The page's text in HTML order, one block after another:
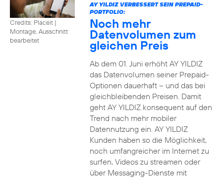
Credits: Placeit |
Montage, Ausschnitt
bearbeitet
AY YILDIZ VERBESSERT SEIN PREPAID-
PORTFOLIO:
Noch mehr
Datenvolumen zum
gleichen Preis
Ab dem 01. Juni erhöht AY YILDIZ
das Datenvolumen seiner Prepaid-
Optionen dauerhaft – und das bei
gleichbleibenden Preisen. Damit
geht AY YILDIZ konsequent auf den
Trend nach mehr mobiler
Datennutzung ein. AY YILDIZ
Kunden haben so die Möglichkeit,
noch umfangreicher im Internet zu
surfen, Videos zu streamen oder
über Messaging-Dienste mit